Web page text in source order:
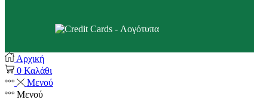
Αρχική
0 Καλάθι
Μενού
Μενού